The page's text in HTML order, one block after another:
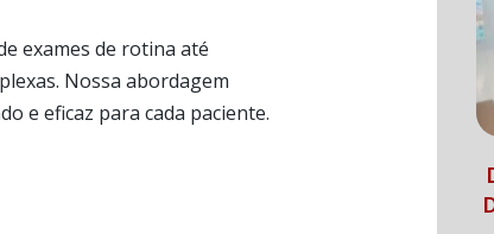
exames de rotina até
Nossa abordagem
e eficaz para cada paciente.